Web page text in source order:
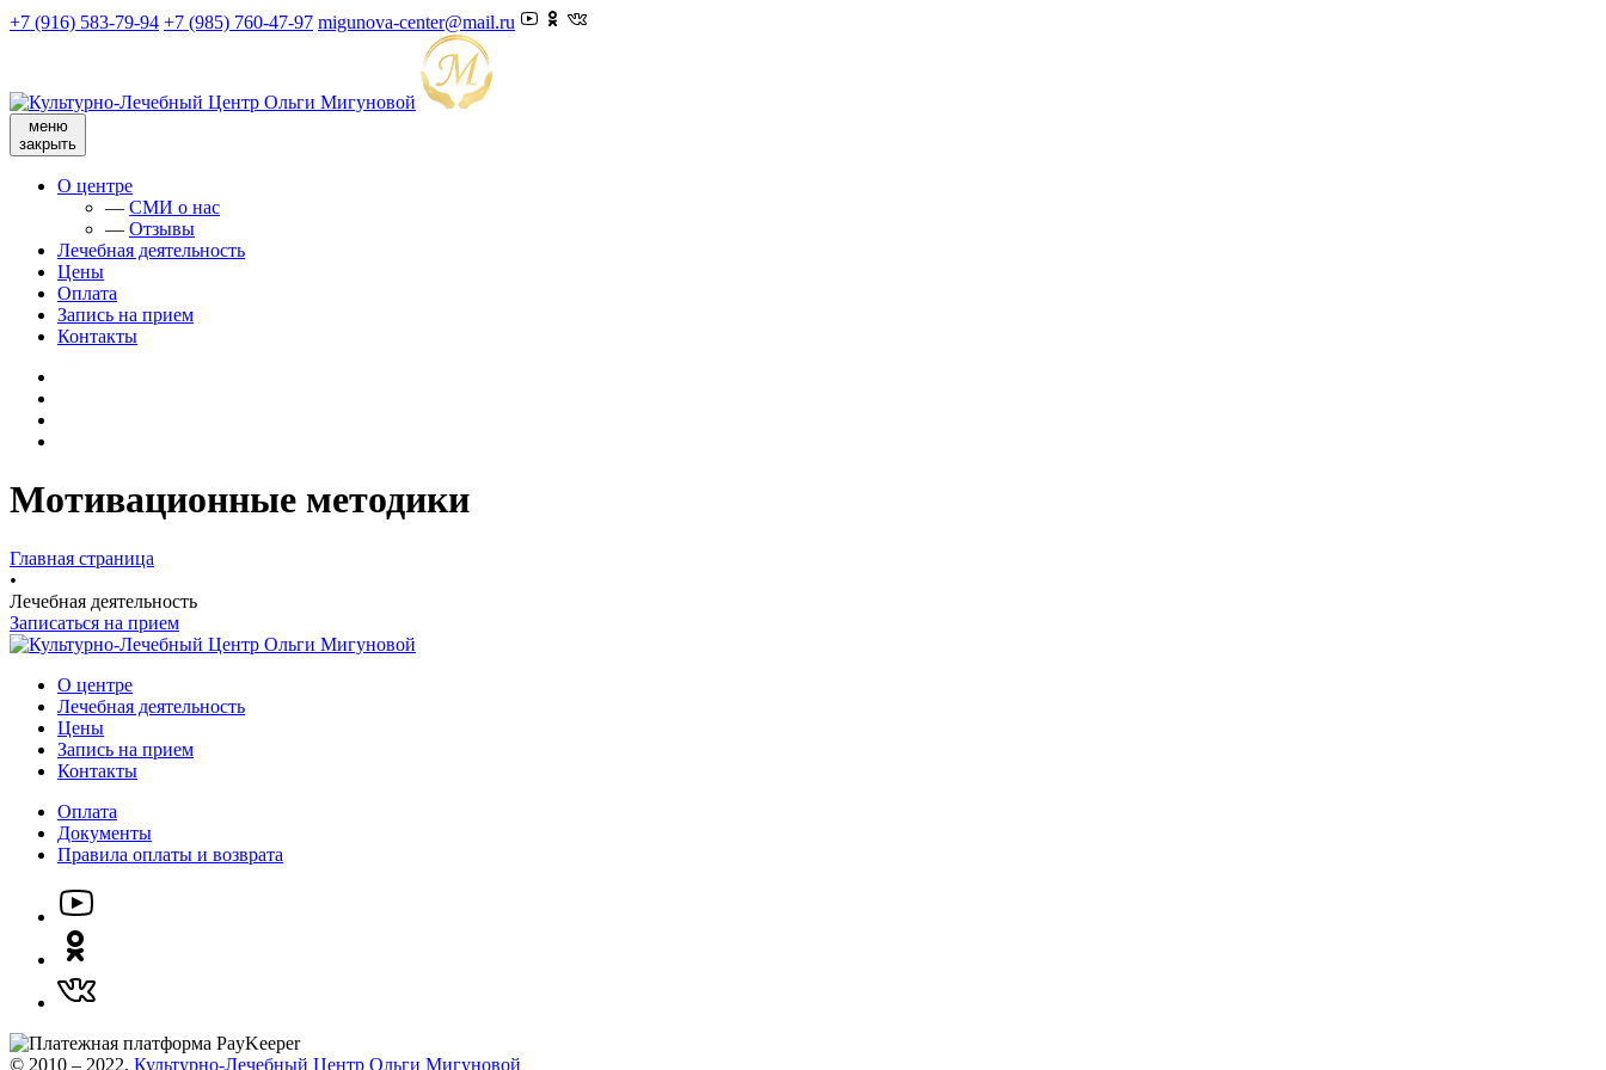
+7 (916) 583-79-94 +7 (985) 760-47-97 migunova-center@mail.ru
меню
закрыть
О центре
— СМИ о нас
— Отзывы
Лечебная деятельность
Цены
Оплата
Запись на прием
Контакты
Мотивационные методики
Главная страница
•
Лечебная деятельность
Записаться на прием
О центре
Лечебная деятельность
Цены
Запись на прием
Контакты
Оплата
Документы
Правила оплаты и возврата
© 2010 – 2022, Культурно-Лечебный Центр Ольги Мигуновой